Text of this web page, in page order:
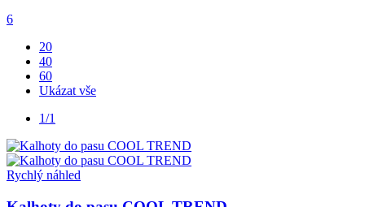
6
20
40
60
Ukázat vše
1/1
Rychlý náhled